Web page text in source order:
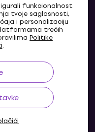
funkcionalnost
tvoje saglasnosti,
i personalizaciju
trećih
Politike
.